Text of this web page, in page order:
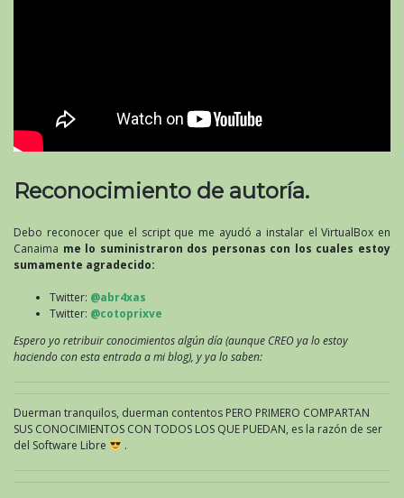
Reconocimiento de autoría.
Debo reconocer que el script que me ayudó a instalar el VirtualBox en
Canaima me lo suministraron dos personas con los cuales estoy
sumamente agradecido:
Twitter: @abr4xas
Twitter: @cotoprixve
Espero yo retribuir conocimientos algún día (aunque CREO ya lo estoy
haciendo con esta entrada a mi blog), y ya lo saben:
Duerman tranquilos, duerman contentos PERO PRIMERO COMPARTAN
SUS CONOCIMIENTOS CON TODOS LOS QUE PUEDAN, es la razón de ser
del Software Libre
.